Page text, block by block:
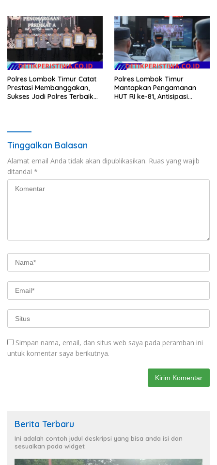
Polres Lombok Timur Catat
Prestasi Membanggakan,
Sukses Jadi Polres Terbaik
Polres Lombok Timur
Mantapkan Pengamanan
HUT RI ke-81, Antisipasi
Tinggalkan Balasan
Alamat email Anda tidak akan dipublikasikan. Ruas yang wajib
ditandai *
Simpan nama, email, dan situs web saya pada peramban ini
untuk komentar saya berikutnya.
Berita Terbaru
Ini adalah contoh judul deskripsi yang bisa anda isi dan
sesuaikan pada widget